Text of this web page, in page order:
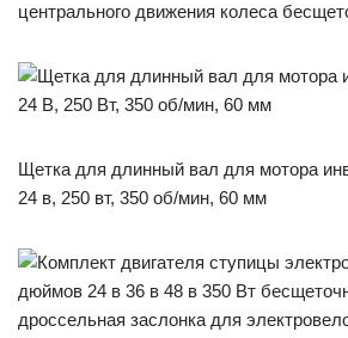
центрального движения колеса
Щетка для длинный вал для мотора
24 в, 250 вт, 350 об/мин, 60 мм